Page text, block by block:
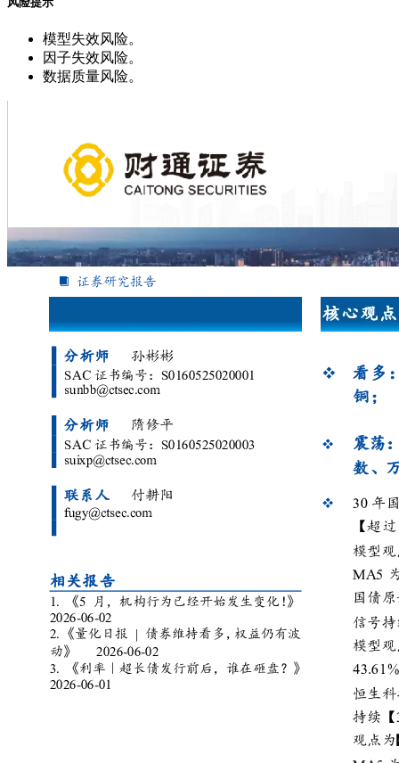
模型失效风险。
因子失效风险。
数据质量风险。